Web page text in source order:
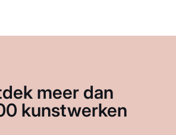
meer dan
kunstwerken